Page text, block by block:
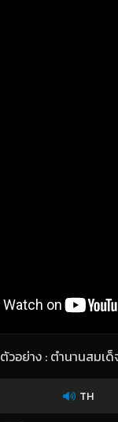
ตัวอย่าง : ตํานานสมเ
TH